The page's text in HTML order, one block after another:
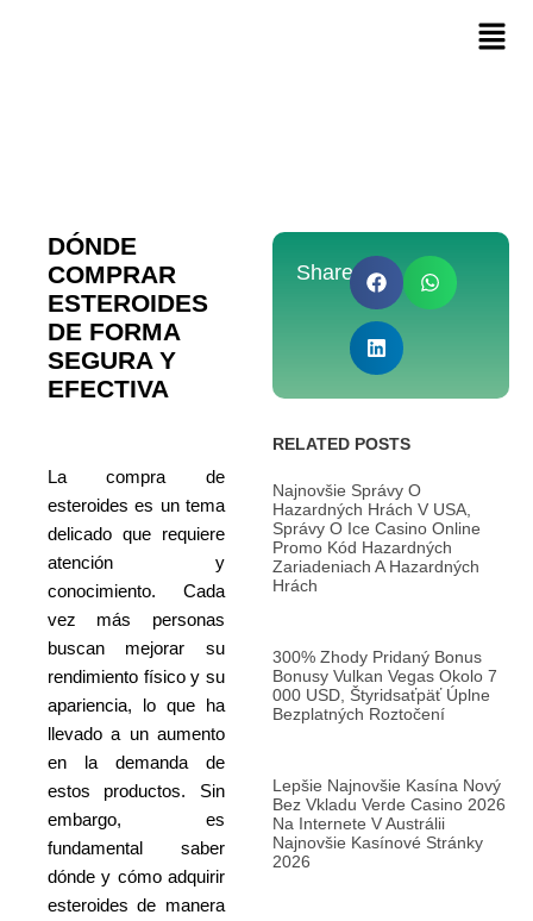
DÓNDE
COMPRAR
ESTEROIDES
DE FORMA
SEGURA Y
EFECTIVA
La compra de
esteroides es un tema
delicado que requiere
atención y
conocimiento. Cada
vez más personas
buscan mejorar su
rendimiento físico y su
apariencia, lo que ha
llevado a un aumento
en la demanda de
estos productos. Sin
embargo, es
fundamental saber
dónde y cómo adquirir
esteroides de manera
Share:
RELATED POSTS
Najnovšie Správy O
Hazardných Hrách V USA,
Správy O Ice Casino Online
Promo Kód Hazardných
Zariadeniach A Hazardných
Hrách
300% Zhody Pridaný Bonus
Bonusy Vulkan Vegas Okolo 7
000 USD, Štyridsaťpäť Úplne
Bezplatných Roztočení
Lepšie Najnovšie Kasína Nový
Bez Vkladu Verde Casino 2026
Na Internete V Austrálii
Najnovšie Kasínové Stránky
2026